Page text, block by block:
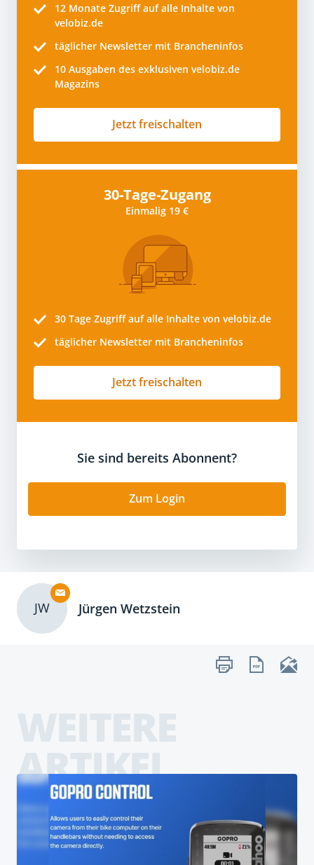
12 Monate Zugriff auf alle Inhalte von
velobiz.de
täglicher Newsletter mit Brancheninfos
10 Ausgaben des exklusiven velobiz.de
Magazins
Jetzt freischalten
30-Tage-Zugang
Einmalig 19 €
30 Tage Zugriff auf alle Inhalte von velobiz.de
täglicher Newsletter mit Brancheninfos
Jetzt freischalten
Sie sind bereits Abonnent?
Zum Login
JW Jürgen Wetzstein
ARTIKEL